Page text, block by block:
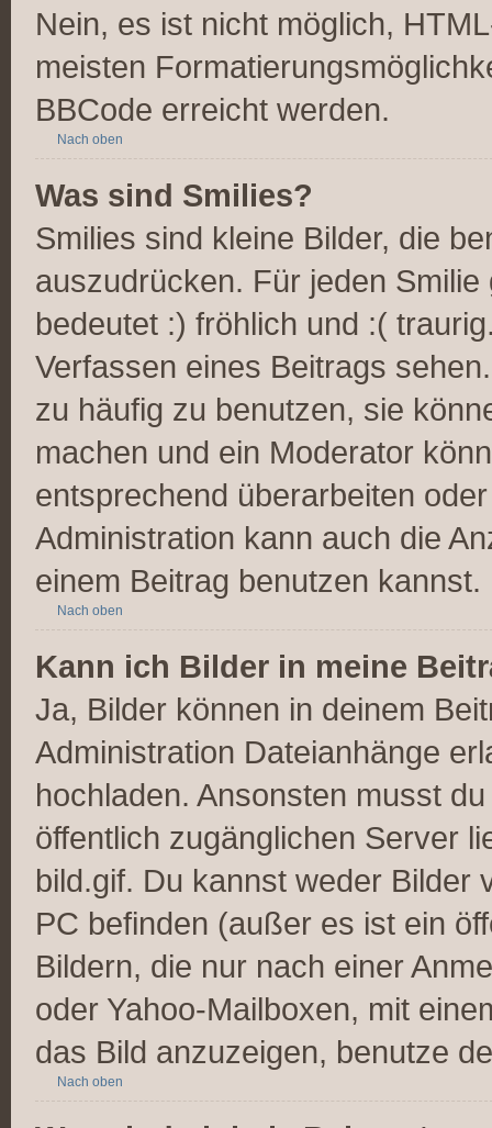
Nein, es ist nicht möglich,
meisten
BBCode erreicht werden.
Nach oben
Was sind Smilies?
Smilies sind kleine Bilder, die
auszudrücken. Für jeden
bedeutet :) fröhlich und :(
Verfassen eines Beitrags
zu häufig zu benutzen, sie
machen und ein Moderator
entsprechend überarbeiten
Administration kann auch die
einem Beitrag benutzen kannst.
Nach oben
Kann ich Bilder in meine
Ja, Bilder können in deinem
Administration Dateianhänge
hochladen. Ansonsten musst
öffentlich zugänglichen Server
bild.gif. Du kannst weder Bilder
PC befinden (außer es ist ein
Bildern, die nur nach einer
oder Yahoo-Mailboxen, mit
das Bild anzuzeigen, benutze
Nach oben